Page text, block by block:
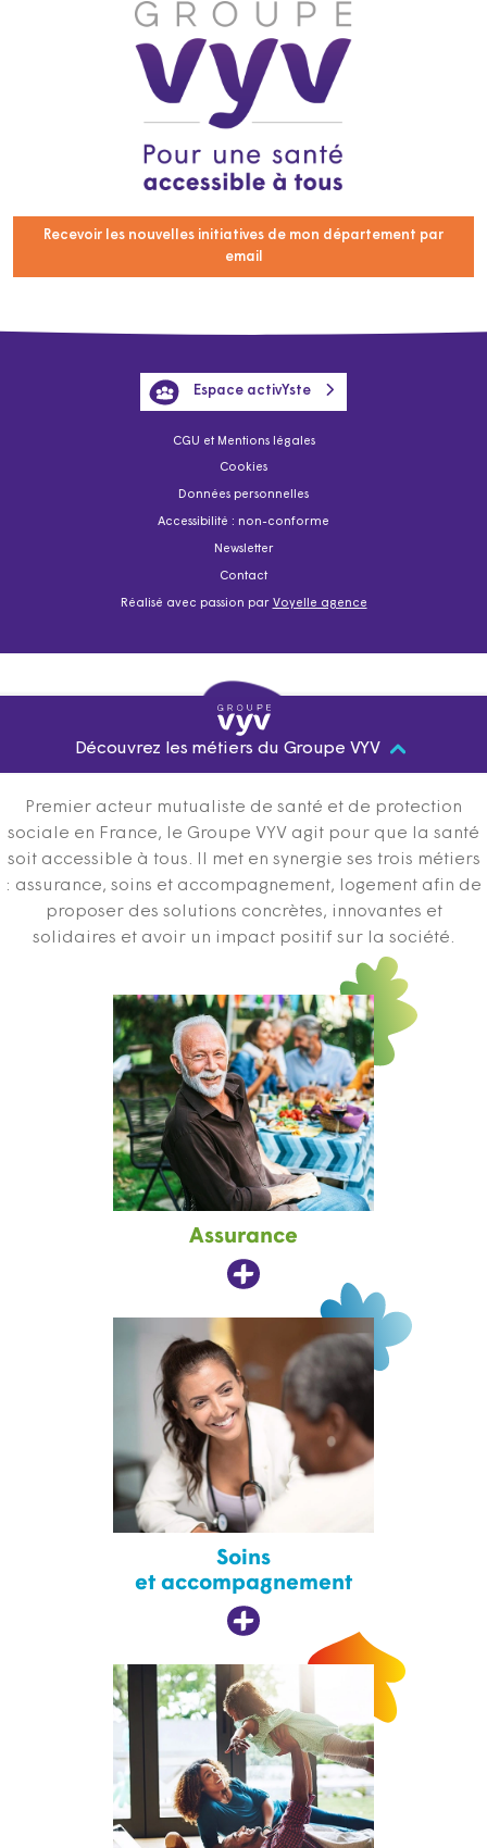
Recevoir les nouvelles initiatives de mon département par
email
CGU et Mentions légales
Cookies
Données personnelles
Accessibilité : non-conforme
Newsletter
Contact
Réalisé avec passion par Voyelle agence
Espace activYste
Découvrez les métiers du Groupe VYV
Premier acteur mutualiste de santé et de protection
sociale en France, le Groupe VYV agit pour que la santé
soit accessible à tous. Il met en synergie ses trois métiers
: assurance, soins et accompagnement, logement afin de
proposer des solutions concrètes, innovantes et
solidaires et avoir un impact positif sur la société.
Assurance
Soins
et accompagnement